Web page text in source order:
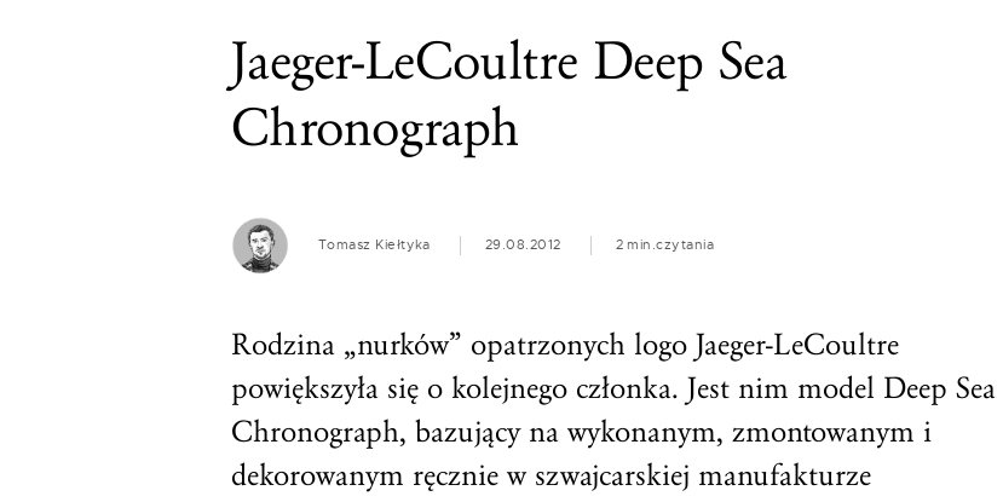
Jaeger-LeCoultre Deep Sea
Chronograph
Tomasz Kiełtyka 29.08.2012 2 min.czytania
Rodzina „nurków” opatrzonych logo Jaeger-LeCoultre
powiększyła się o kolejnego członka. Jest nim model Deep Sea
Chronograph, bazujący na wykonanym, zmontowanym i
dekorowanym ręcznie w szwajcarskiej manufakturze